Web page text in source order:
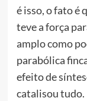
é isso, o fato é
teve a força
amplo como
parabólica
efeito de
catalisou tudo.